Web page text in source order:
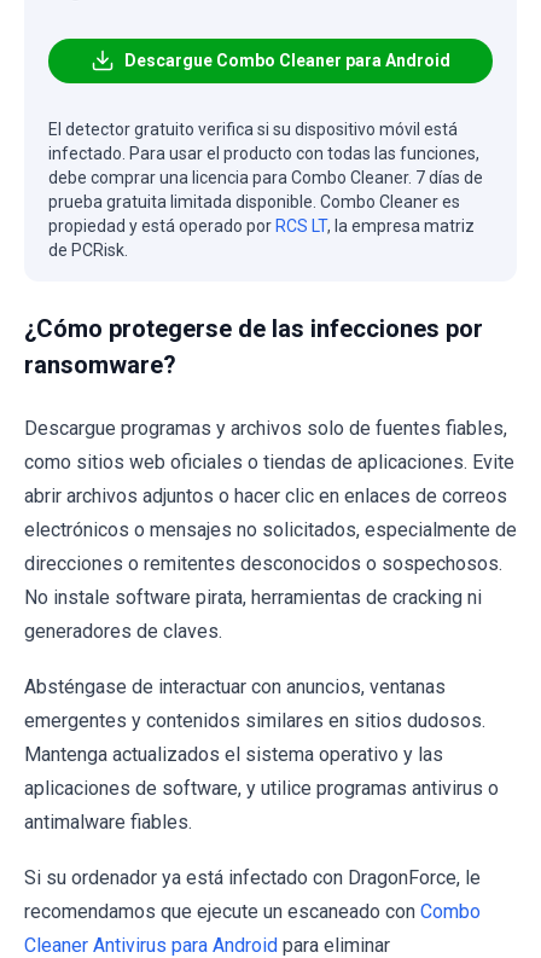
Descargue Combo Cleaner para Android
El detector gratuito verifica si su dispositivo móvil está
infectado. Para usar el producto con todas las funciones,
debe comprar una licencia para Combo Cleaner. 7 días de
prueba gratuita limitada disponible. Combo Cleaner es
propiedad y está operado por RCS LT, la empresa matriz
de PCRisk.
¿Cómo protegerse de las infecciones por
ransomware?
Descargue programas y archivos solo de fuentes fiables,
como sitios web oficiales o tiendas de aplicaciones. Evite
abrir archivos adjuntos o hacer clic en enlaces de correos
electrónicos o mensajes no solicitados, especialmente de
direcciones o remitentes desconocidos o sospechosos.
No instale software pirata, herramientas de cracking ni
generadores de claves.
Absténgase de interactuar con anuncios, ventanas
emergentes y contenidos similares en sitios dudosos.
Mantenga actualizados el sistema operativo y las
aplicaciones de software, y utilice programas antivirus o
antimalware fiables.
Si su ordenador ya está infectado con DragonForce, le
recomendamos que ejecute un escaneado con Combo
Cleaner Antivirus para Android para eliminar